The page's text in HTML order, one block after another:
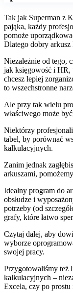
Tak jak Superman z
pająka, każdy
pomoże
Dlatego dobry
Niezależnie od tego,
jak księgowość i HR,
chcesz lepiej
to wszechstronne
Ale przy tak wielu
właściwego może
Niektórzy
tabel, by porównać
kalkulacyjnych.
Zanim jednak
arkuszami,
Idealny program do
obsłudze i
potrzeby (od
grafy, które łatwo
Czytaj dalej, aby
wyborze
swojej pracy.
Przygotowaliśmy też
kalkulacyjnych –
Excela, czy po prostu